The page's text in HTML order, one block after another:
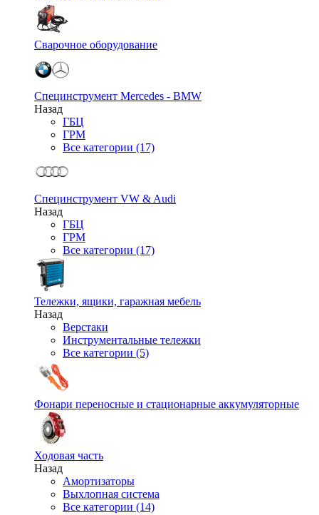
Сварочное оборудование
Специнструмент Mercedes - BMW
Назад
ГБЦ
ГРМ
Все категории (17)
Специнструмент VW & Audi
Назад
ГБЦ
ГРМ
Все категории (17)
Тележки, ящики, гаражная мебель
Назад
Верстаки
Инструментальные тележки
Все категории (5)
Фонари переносные и стационарные аккумуляторные
Ходовая часть
Назад
Амортизаторы
Выхлопная система
Все категории (14)